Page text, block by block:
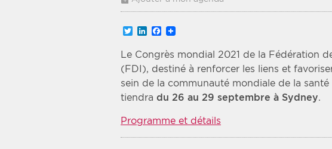
Recherche par mots clés
Zone géographique
Choisir une zone
TwitterLinkedInFacebook
Le Congrès mondial 2021 de la Fédération
(FDI), destiné à renforcer les liens et
sein de la communauté mondiale de la
tiendra du 26 au 29 septembre à Sydney.
Programme et détails